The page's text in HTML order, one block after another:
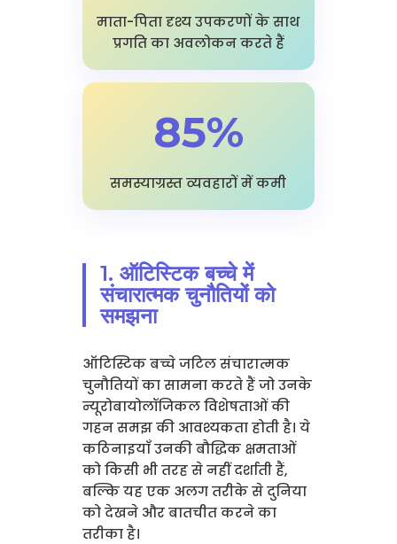
माता-पिता दृश्य उपकरणों के साथ
प्रगति का अवलोकन करते हैं
85%
समस्याग्रस्त व्यवहारों में कमी
1. ऑटिस्टिक बच्चे में
संचारात्मक चुनौतियों को
समझना
ऑटिस्टिक बच्चे जटिल संचारात्मक
चुनौतियों का सामना करते हैं जो उनके
न्यूरोबायोलॉजिकल विशेषताओं की
गहन समझ की आवश्यकता होती है। ये
कठिनाइयाँ उनकी बौद्धिक क्षमताओं
को किसी भी तरह से नहीं दर्शाती हैं,
बल्कि यह एक अलग तरीके से दुनिया
को देखने और बातचीत करने का
तरीका है।